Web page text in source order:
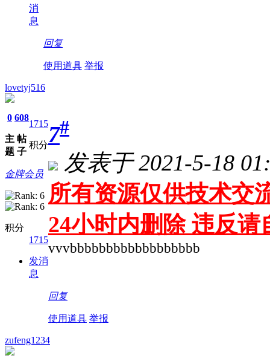
消
息
回复
使用道具 举报
lovetyj516
0
主
题
608
帖
子
1715
积分
金牌会员
积分
1715
发消
息
7#
发表于 2021-5-18
所有资源仅供技术交
24小时内删除 违反
vvvbbbbbbbbbbbbbbbbbb
回复
使用道具 举报
zufeng1234